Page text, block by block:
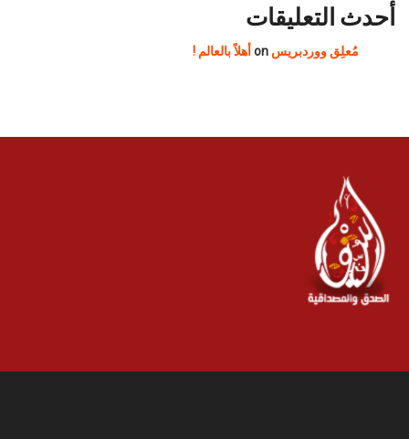
أحدث التعليقات
مُعلِق ووردبريس أهلاً بالعالم !